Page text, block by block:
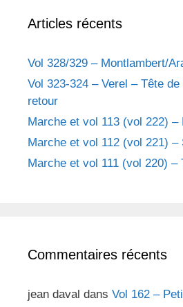
c
e
Articles récents
Vol 328/329 – Montlambert/
Vol 323-324 – Verel – Tête
retour
Marche et vol 113 (vol 222) –
Marche et vol 112 (vol 221) –
Marche et vol 111 (vol 220) –
Commentaires récents
jean daval dans Vol 162 –